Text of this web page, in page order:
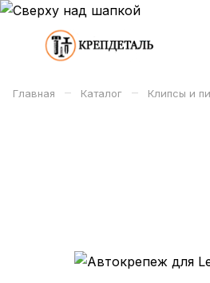
Главная – Каталог – Клипсы и